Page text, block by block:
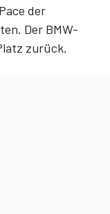
der
Der BMW-
zurück,